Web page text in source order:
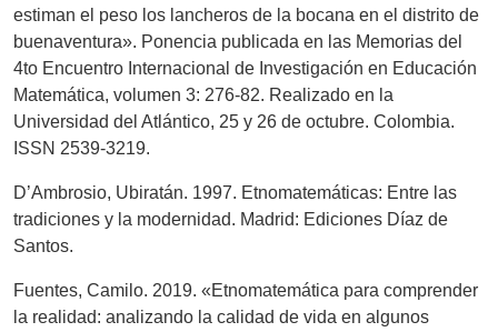
estiman el peso los lancheros de la bocana en el distrito de
buenaventura». Ponencia publicada en las Memorias del
4to Encuentro Internacional de Investigación en Educación
Matemática, volumen 3: 276-82. Realizado en la
Universidad del Atlántico, 25 y 26 de octubre. Colombia.
ISSN 2539-3219.
D’Ambrosio, Ubiratán. 1997. Etnomatemáticas: Entre las
tradiciones y la modernidad. Madrid: Ediciones Díaz de
Santos.
Fuentes, Camilo. 2019. «Etnomatemática para comprender
la realidad: analizando la calidad de vida en algunos